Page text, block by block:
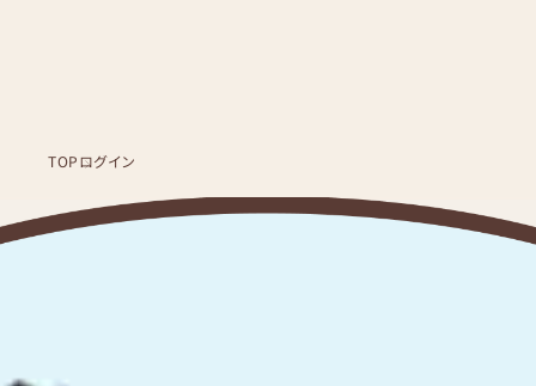
TOPログイン